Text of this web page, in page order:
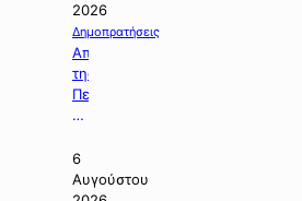
2026
Δημοπρατήσεις
Απόφαση
της
Περιφέρειας
Κεντρικής
με
την
6
Αυγούστου